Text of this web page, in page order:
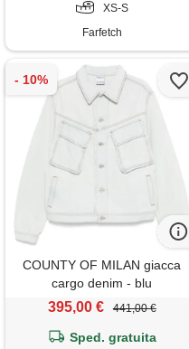
XS-S
Farfetch
COUNTY OF MILAN giacca
cargo denim - blu
395,00 € 441,00 €
Sped. gratuita